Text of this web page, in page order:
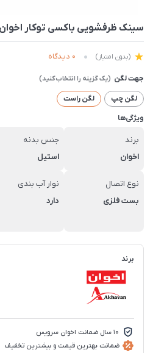
سینک ظرفشویی باکسی توکار اخوان
(بدون امتیاز) 0 دیدگاه
جهت لگن
لگن چپ
لگن راست
ویژگی‌ها
برند
اخوان
جنس بدنه
استیل
نوع اتصال
بست فلزی
نوار آب بندی
دارد
برند
10 سال ضمانت اخوان سرویس
ضمانت بهترین قیمت و بیشترین تخفیف